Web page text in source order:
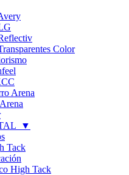
Color
Arena
▼
Tack
High Tack